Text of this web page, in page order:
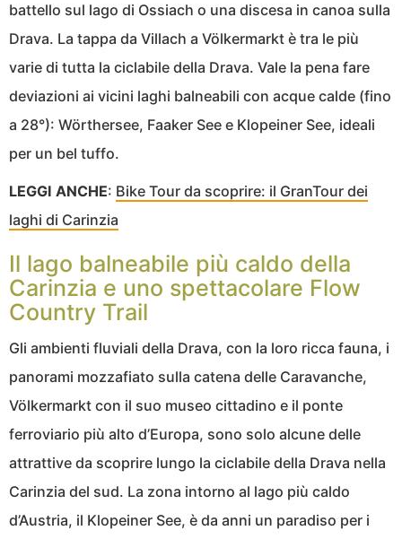
battello sul lago di Ossiach o una discesa in canoa sulla
Drava. La tappa da Villach a Völkermarkt è tra le più
varie di tutta la ciclabile della Drava. Vale la pena fare
deviazioni ai vicini laghi balneabili con acque calde (fino
a 28°): Wörthersee, Faaker See e Klopeiner See, ideali
per un bel tuffo.
LEGGI ANCHE: Bike Tour da scoprire: il GranTour dei
laghi di Carinzia
Il lago balneabile più caldo della
Carinzia e uno spettacolare Flow
Country Trail
Gli ambienti fluviali della Drava, con la loro ricca fauna, i
panorami mozzafiato sulla catena delle Caravanche,
Völkermarkt con il suo museo cittadino e il ponte
ferroviario più alto d’Europa, sono solo alcune delle
attrattive da scoprire lungo la ciclabile della Drava nella
Carinzia del sud. La zona intorno al lago più caldo
d’Austria, il Klopeiner See, è da anni un paradiso per i